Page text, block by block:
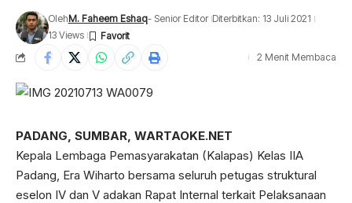
OlehM. Faheem Eshaq- Senior Editor Diterbitkan: 13 Juli 2021
13 Views
2 Menit Membaca
PADANG, SUMBAR, WARTAOKE.NET
Kepala Lembaga Pemasyarakatan (Kalapas) Kelas IIA
Padang, Era Wiharto bersama seluruh petugas struktural
eselon IV dan V adakan Rapat Internal terkait Pelaksanaan